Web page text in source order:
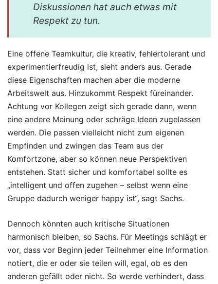
Diskussionen hat auch etwas mit
Respekt zu tun.
Eine offene Teamkultur, die kreativ, fehlertolerant und
experimentierfreudig ist, sieht anders aus. Gerade
diese Eigenschaften machen aber die moderne
Arbeitswelt aus. Hinzukommt Respekt füreinander.
Achtung vor Kollegen zeigt sich gerade dann, wenn
eine andere Meinung oder schräge Ideen zugelassen
werden. Die passen vielleicht nicht zum eigenen
Empfinden und zwingen das Team aus der
Komfortzone, aber so können neue Perspektiven
entstehen. Statt sicher und komfortabel sollte es
„intelligent und offen zugehen – selbst wenn eine
Gruppe dadurch weniger happy ist“, sagt Sachs.
Dennoch könnten auch kritische Situationen
harmonisch bleiben, so Sachs. Für Meetings schlägt er
vor, dass vor Beginn jeder Teilnehmer eine Information
notiert, die er oder sie teilen will, egal, ob es den
anderen gefällt oder nicht. So werde verhindert, dass